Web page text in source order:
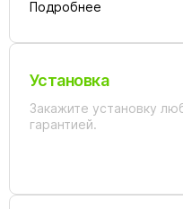
Гидромассажная система
Подробнее
Установка
Закажите установку
гарантией.